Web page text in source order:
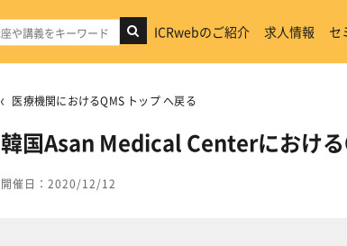
ICRwebのご紹介 求人情報 セ
医療機関におけるQMS トップ へ戻る
韓国Asan Medical Centerにおけ
開催日：2020/12/12